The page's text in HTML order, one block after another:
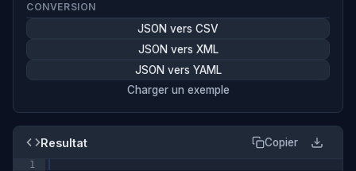
CONVERSION
JSON vers CSV
JSON vers XML
JSON vers YAML
Charger un exemple
Resultat Copier
1